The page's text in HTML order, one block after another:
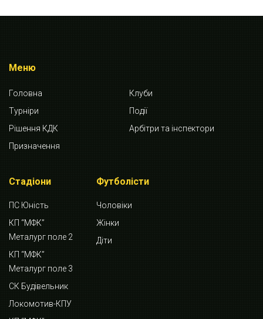
Меню
Головна
Клуби
Турніри
Події
Рішення КДК
Арбітри та інспектори
Призначення
Стадіони
ПС Юність
КП “МФК”
Металург поле 2
КП “МФК”
Металург поле 3
СК Будівельник
Локомотив-КПУ
Футболісти
Чоловіки
Жінки
Діти